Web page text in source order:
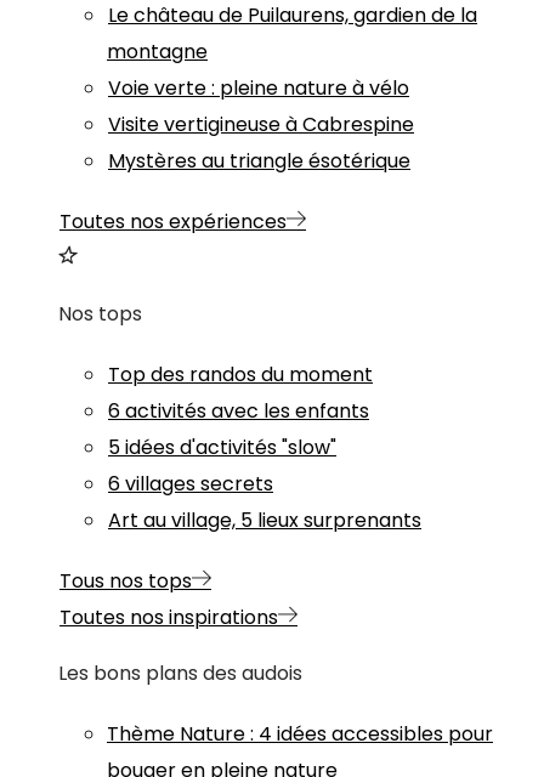
Le château de Puilaurens, gardien de la
montagne
Voie verte : pleine nature à vélo
Visite vertigineuse à Cabrespine
Mystères au triangle ésotérique
Toutes nos expériences
Nos tops
Top des randos du moment
6 activités avec les enfants
5 idées d'activités "slow"
6 villages secrets
Art au village, 5 lieux surprenants
Tous nos tops
Toutes nos inspirations
Les bons plans des audois
Thème Nature: 4 idées accessibles pour
bouger en pleine nature